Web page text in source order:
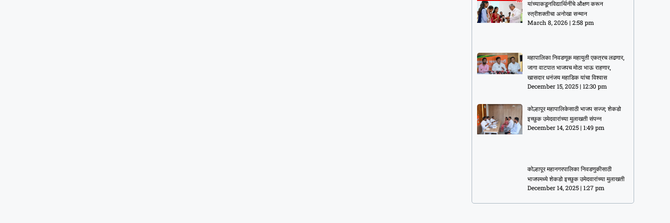
यांच्याकडूनविद्यार्थिनींचे औक्षण करून
स्त्रीशक्तीचा अनोखा सन्मान
March 8, 2026 2:58 pm
महापालिका निवडणूक महायुती एकत्रच लढणार,
जागा वाटपात भाजपच मोठा भाऊ राहणार,
खासदार धनंजय महाडिक यांचा विश्वास
December 15, 2025 12:30 pm
कोल्हापूर महापालिकेसाठी भाजप सज्ज; शेकडो
इच्छुक उमेदवारांच्या मुलाखती संपन्न
December 14, 2025 1:49 pm
कोल्हापूर महानगरपालिका निवडणुकीसाठी
भाजपमध्ये शेकडो इच्छुक उमेदवारांच्या मुलाखती
December 14, 2025 1:27 pm